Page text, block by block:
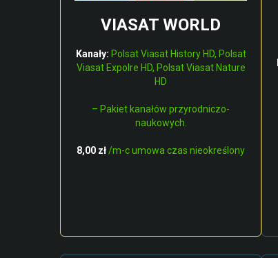
VIASAT WORLD
Kanały: Polsat Viasat History HD, Polsat
Viasat Expolre HD, Polsat Viasat Nature
HD
– Pakiet kanałów przyrodniczo-
naukowych.
8,00 zł/m-c umowa czas nieokreślony